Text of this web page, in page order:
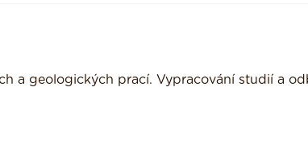
a geologických prací. Vypracování studií a